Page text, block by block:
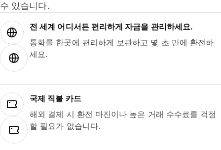
수 있습니다.
전 세계 어디서든 편리하게 자금을 관리하세요.
통화를 한곳에 편리하게 보관하고 몇 초 만에 환전하
세요.
국제 직불 카드
해외 결제 시 환전 마진이나 높은 거래 수수료를 걱정
할 필요가 없습니다.